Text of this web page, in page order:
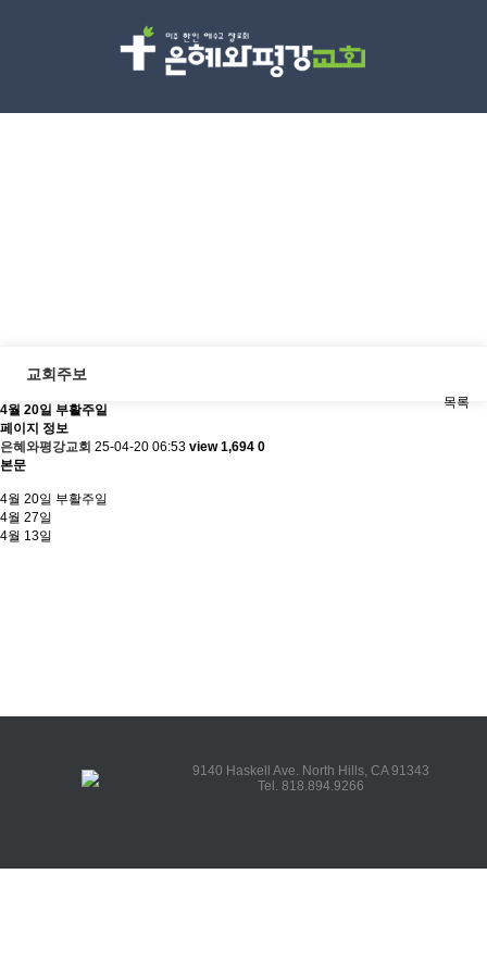
교회주보
목록
4월 20일 부활주일
페이지 정보
은혜와평강교회 25-04-20 06:53 view 1,694 0
본문
4월 20일 부활주일
4월 27일
4월 13일
9140 Haskell Ave. North Hills, CA 91343
Tel. 818.894.9266